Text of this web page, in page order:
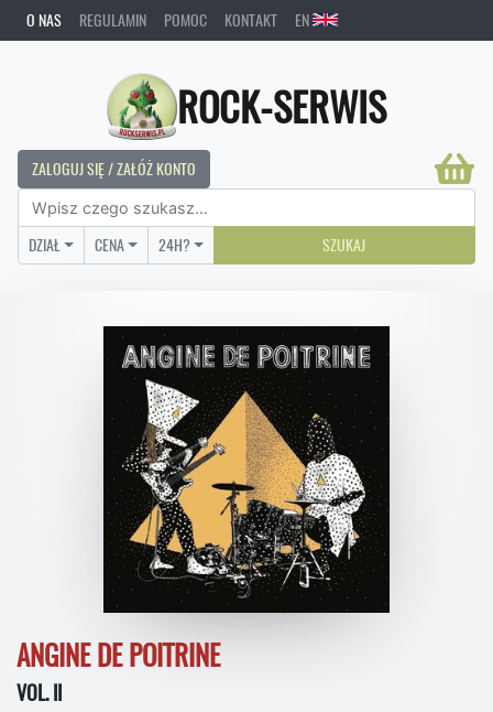
O NAS REGULAMIN POMOC KONTAKT EN
ROCK-SERWIS
ZALOGUJ SIĘ / ZAŁÓŻ KONTO
DZIAŁ CENA 24H? SZUKAJ
ANGINE DE POITRINE
VOL. II